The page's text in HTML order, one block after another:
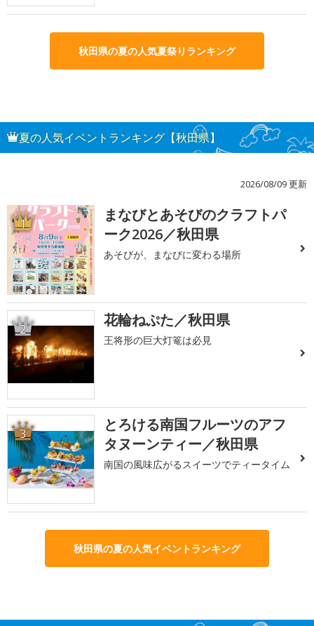
秋田県の夏の人気夏祭りランキング
夏の人気イベントランキング【秋田県】
2026/08/09 更新
1
まなびとあそびのクラフトパ
ーク2026／秋田県
あそびが、まなびに変わる場所
2 花輪ねぷた／秋田県
王将形の巨大灯篭は必見
3
とろける南国フルーツのアフ
タヌーンティー／秋田県
南国の風味広がるスイーツでティータイム
秋田県の夏の人気イベントランキング